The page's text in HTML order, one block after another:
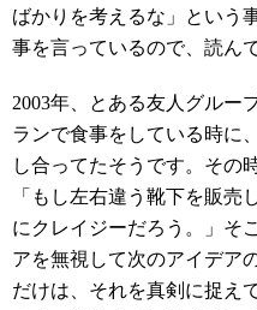
ばかりを考えるな」という
事を言っているので、読ん
2003年、とある友人グルー
ランで食事をしている時に
し合ってたそうです。その
「もし左右違う靴下を販売
にクレイジーだろう。」そ
アを無視して次のアイデア
だけは、それを真剣に捉え